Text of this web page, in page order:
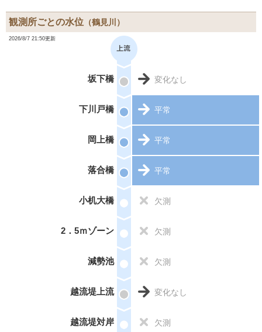
観測所ごとの水位 （鶴見川）
2026/8/7 21:50更新
坂下橋 変化なし
下川戸橋 平常
岡上橋 平常
落合橋 平常
小机大橋 欠測
2．5ｍゾーン 欠測
減勢池 欠測
越流堤上流 変化なし
越流堤対岸 欠測